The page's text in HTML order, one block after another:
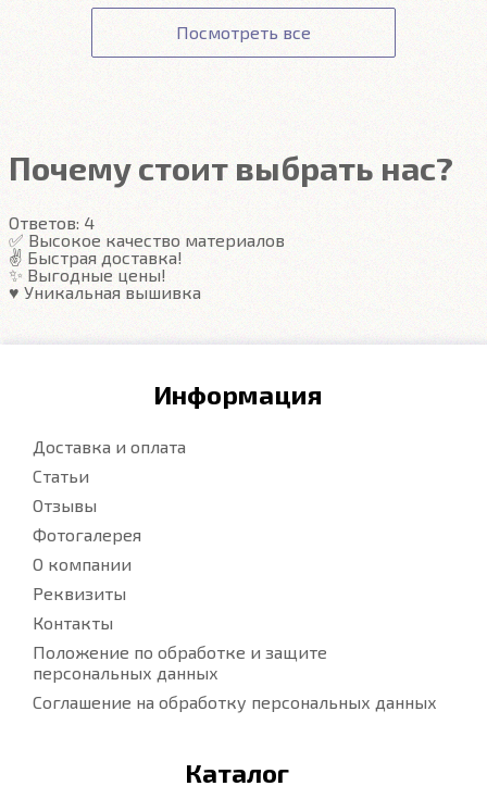
оформлении заказа.
Получение товара.
Гарантия на автоковрики 1 год.
сотрудники доступа не имеют.
Посмотреть все
Почему стоит выбрать нас?
Ответов: 4
✅ Высокое качество материалов
✌️ Быстрая доставка!
✨ Выгодные цены!
♥️ Уникальная вышивка
Информация
Доставка и оплата
Статьи
Отзывы
Фотогалерея
О компании
Реквизиты
Контакты
Положение по обработке и защите
персональных данных
Соглашение на обработку персональных данных
Каталог